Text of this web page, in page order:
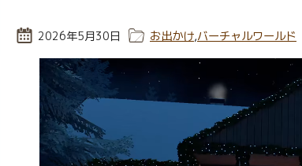
投稿日:
2026年5月30日 カテゴリー:
お出かけ,バーチャルワールド